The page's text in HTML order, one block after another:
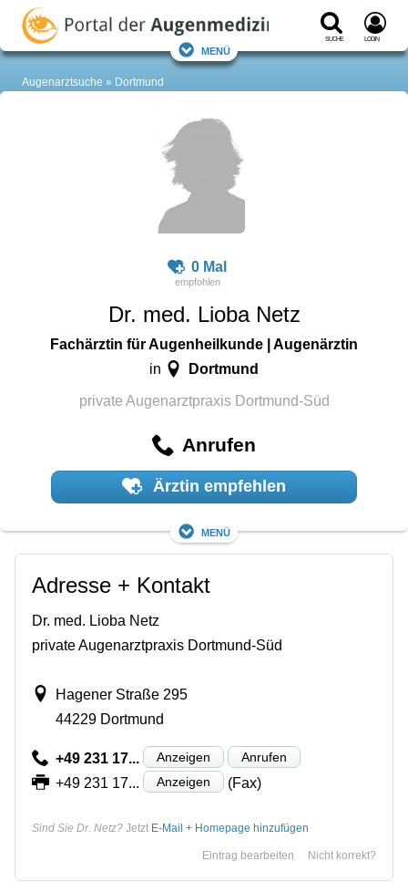
Suche Login
Menü
Augenarztsuche Dortmund
0 Mal
Dr. med. Lioba Netz
Fachärztin für Augenheilkunde | Augenärztin
in Dortmund
private Augenarztpraxis Dortmund-Süd
Anrufen
Ärztin empfehlen
Menü
Adresse + Kontakt
Dr. med. Lioba Netz
private Augenarztpraxis Dortmund-Süd
Hagener Straße 295
44229 Dortmund
+49 231 17... Anzeigen Anrufen
+49 231 17... Anzeigen (Fax)
Sind Sie Dr. Netz? Jetzt E-Mail + Homepage hinzufügen
Nicht korrekt?
Eintrag bearbeiten